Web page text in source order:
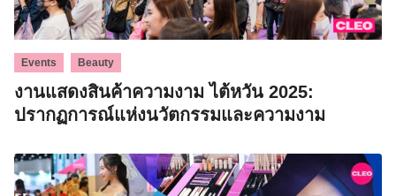
Events Beauty
งานแสดงสินค้าความงาม ไต้หวัน 2025:
ปรากฏการณ์แห่งนวัตกรรมและความงาม